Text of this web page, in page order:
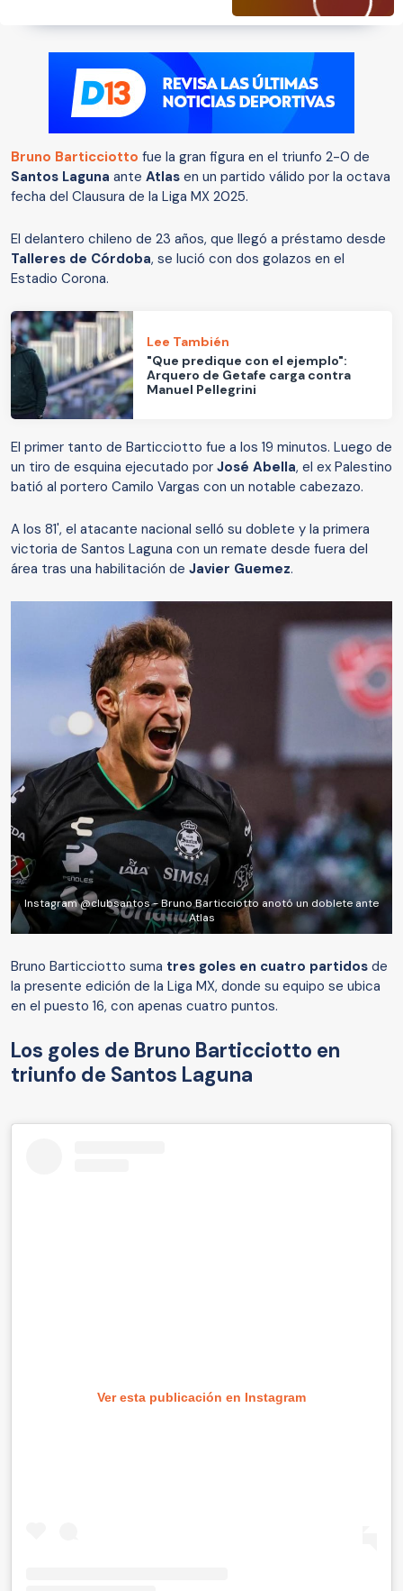
Bruno Barticciotto fue la gran figura en el triunfo 2-0 de
Santos Laguna ante Atlas en un partido válido por la octava
fecha del Clausura de la Liga MX 2025.
El delantero chileno de 23 años, que llegó a préstamo desde
Talleres de Córdoba, se lució con dos golazos en el
Estadio Corona.
Lee También
"Que predique con el ejemplo":
Arquero de Getafe carga contra
Manuel Pellegrini
El primer tanto de Barticciotto fue a los 19 minutos. Luego de
un tiro de esquina ejecutado por José Abella, el ex Palestino
batió al portero Camilo Vargas con un notable cabezazo.
A los 81', el atacante nacional selló su doblete y la primera
victoria de Santos Laguna con un remate desde fuera del
área tras una habilitación de Javier Guemez.
Instagram @clubsantos - Bruno Barticciotto anotó un doblete ante
Atlas
Bruno Barticciotto suma tres goles en cuatro partidos de
la presente edición de la Liga MX, donde su equipo se ubica
en el puesto 16, con apenas cuatro puntos.
Los goles de Bruno Barticciotto en
triunfo de Santos Laguna
Ver esta publicación en Instagram